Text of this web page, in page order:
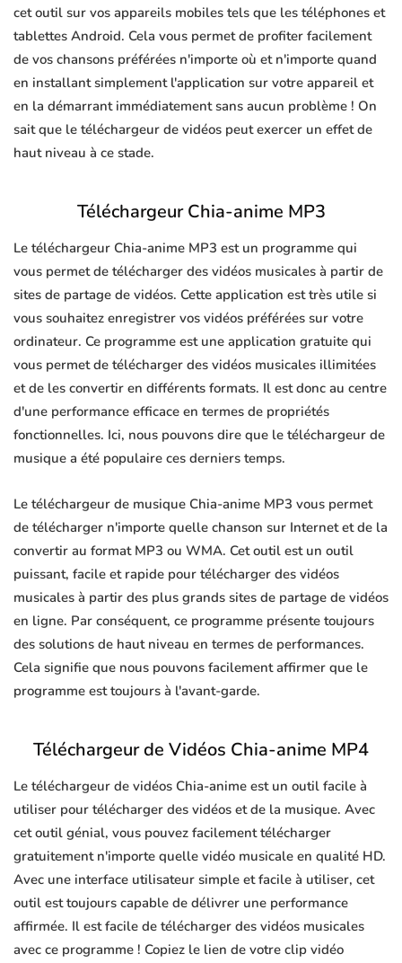
cet outil sur vos appareils mobiles tels que les téléphones et
tablettes Android. Cela vous permet de profiter facilement
de vos chansons préférées n'importe où et n'importe quand
en installant simplement l'application sur votre appareil et
en la démarrant immédiatement sans aucun problème ! On
sait que le téléchargeur de vidéos peut exercer un effet de
haut niveau à ce stade.
Téléchargeur Chia-anime MP3
Le téléchargeur Chia-anime MP3 est un programme qui
vous permet de télécharger des vidéos musicales à partir de
sites de partage de vidéos. Cette application est très utile si
vous souhaitez enregistrer vos vidéos préférées sur votre
ordinateur. Ce programme est une application gratuite qui
vous permet de télécharger des vidéos musicales illimitées
et de les convertir en différents formats. Il est donc au centre
d'une performance efficace en termes de propriétés
fonctionnelles. Ici, nous pouvons dire que le téléchargeur de
musique a été populaire ces derniers temps.
Le téléchargeur de musique Chia-anime MP3 vous permet
de télécharger n'importe quelle chanson sur Internet et de la
convertir au format MP3 ou WMA. Cet outil est un outil
puissant, facile et rapide pour télécharger des vidéos
musicales à partir des plus grands sites de partage de vidéos
en ligne. Par conséquent, ce programme présente toujours
des solutions de haut niveau en termes de performances.
Cela signifie que nous pouvons facilement affirmer que le
programme est toujours à l'avant-garde.
Téléchargeur de Vidéos Chia-anime MP4
Le téléchargeur de vidéos Chia-anime est un outil facile à
utiliser pour télécharger des vidéos et de la musique. Avec
cet outil génial, vous pouvez facilement télécharger
gratuitement n'importe quelle vidéo musicale en qualité HD.
Avec une interface utilisateur simple et facile à utiliser, cet
outil est toujours capable de délivrer une performance
affirmée. Il est facile de télécharger des vidéos musicales
avec ce programme ! Copiez le lien de votre clip vidéo